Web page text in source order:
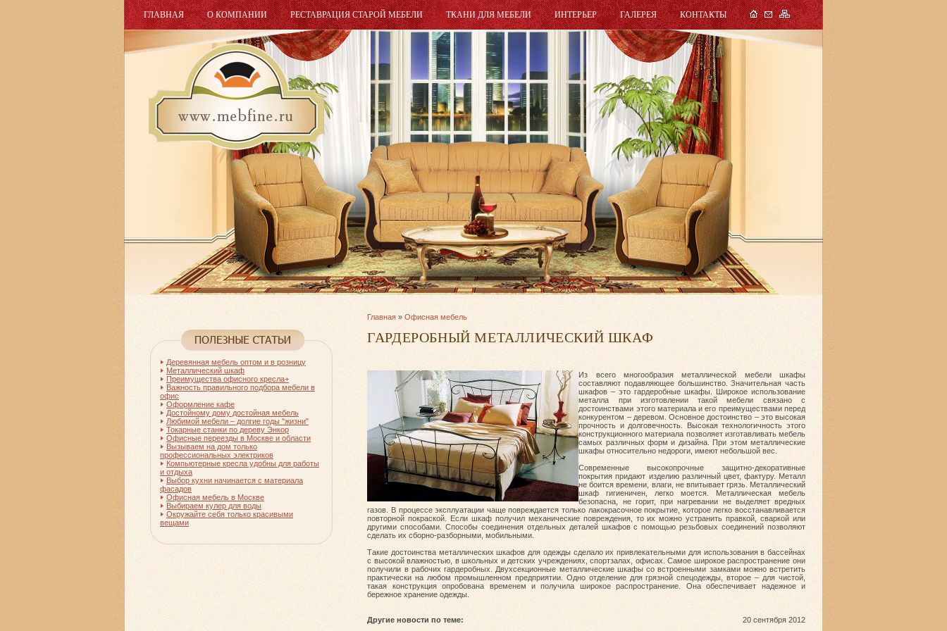
ГЛАВНАЯ О КОМПАНИИ РЕСТАВРАЦИЯ СТАРОЙ МЕБЕЛИ ТКАНИ ДЛЯ МЕБЕЛИ ИНТЕРЬЕР ГАЛЕРЕЯ КОНТАКТЫ
Главная »Офисная мебель
ГАРДЕРОБНЫЙ МЕТАЛЛИЧЕСКИЙ ШКАФ
Из всего многообразия металлической мебели шкафы
составляют подавляющее большинство. Значительная часть
шкафов – это гардеробные шкафы. Широкое использование
металла при изготовлении такой мебели связано с
достоинствами этого материала и его преимуществами перед
конкурентом – деревом. Основное достоинство – это высокая
прочность и долговечность. Высокая технологичность этого
конструкционного материала позволяет изготавливать мебель
самых различных форм и дизайна. При этом металлические
шкафы относительно недороги, имеют небольшой вес.
Современные высокопрочные защитно-декоративные
покрытия придают изделию различный цвет, фактуру. Металл
не боится времени, влаги, не впитывает грязь. Металлический
шкаф гигиеничен, легко моется. Металлическая мебель
безопасна, не горит, при нагревании не выделяет вредных
газов. В процессе эксплуатации чаще повреждается только лакокрасочное покрытие, которое легко восстанавливается
повторной покраской. Если шкаф получил механические повреждения, то их можно устранить правкой, сваркой или
другими способами. Способы соединения отдельных деталей шкафов с помощью резьбовых соединений позволяют
сделать их сборно-разборными, мобильными.
Такие достоинства металлических шкафов для одежды сделало их привлекательными для использования в бассейнах
с высокой влажностью, в школьных и детских учреждениях, спортзалах, офисах. Самое широкое распространение они
получили в рабочих гардеробных. Двухсекционные металлические шкафы со встроенными замками можно встретить
практически на любом промышленном предприятии. Одно отделение для грязной спецодежды, второе – для чистой,
такая конструкция опробована временем и получила широкое распространение. Она обеспечивает надежное и
бережное хранение одежды.
20 сентября 2012
Другие новости по теме:
Деревянная мебель оптом и в розницу
Металлический шкаф
Преимущества офисного кресла+
Важность правильного подбора мебели в
офис
Оформление кафе
Достойному дому достойная мебель
Любимой мебели – долгие годы "жизни"
Токарные станки по дереву Энкор
Офисные переезды в Москве и области
Вызываем на дом только
профессиональных электриков
Компьютерные кресла удобны для работы
и отдыха
Выбор кухни начинается с материала
фасадов
Офисная мебель в Москве
Выбираем кулер для воды
Окружайте себя только красивыми
вещами